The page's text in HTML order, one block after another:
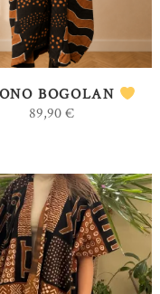
BOGOLAN
89,90€
AJOUTER AU
PANIER